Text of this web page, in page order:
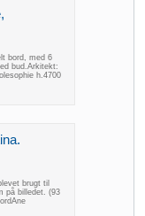
bord, med 6
bud.Arkitekt:
h.4700
brugt til
på billedet. (93